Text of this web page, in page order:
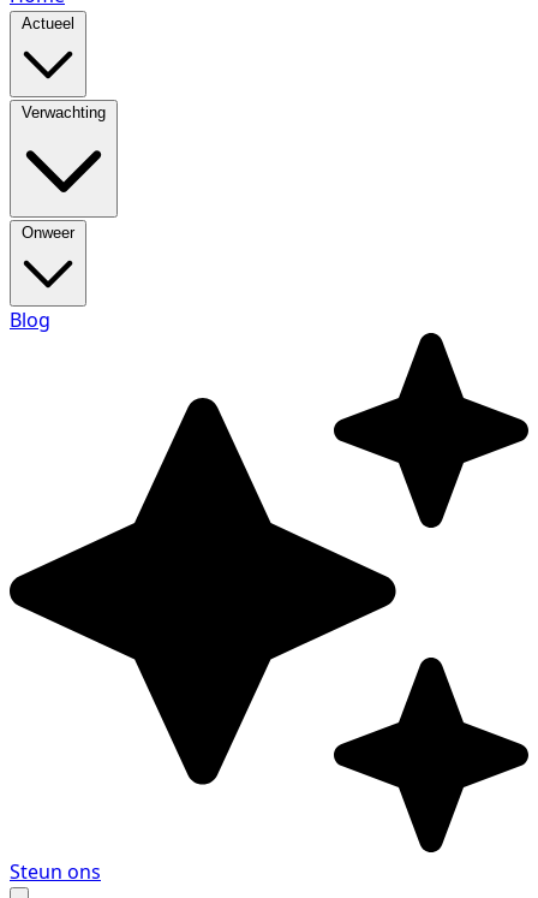
Actueel
Verwachting
Onweer
Blog
Steun ons